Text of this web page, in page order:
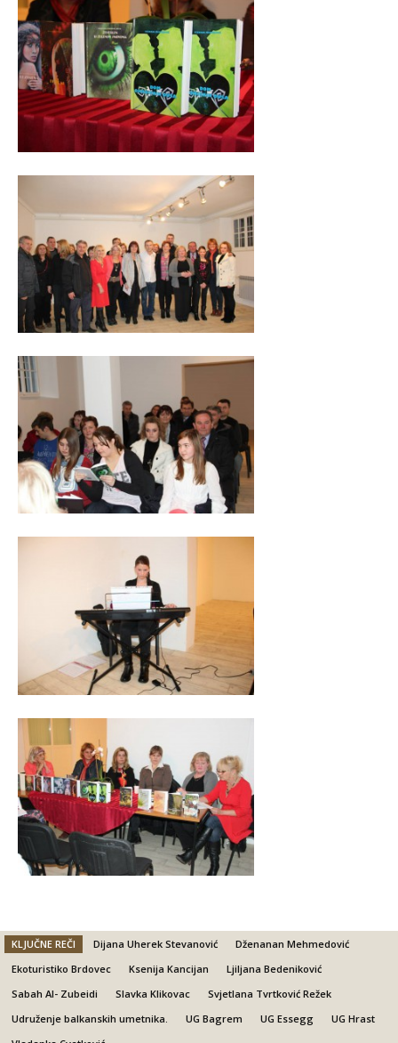
KLJUČNE REČI Dijana Uherek Stevanović
Dženanan Mehmedović
Ekoturistiko Brdovec
Ksenija Kancijan
Ljiljana Bedeniković
Sabah Al- Zubeidi
Slavka Klikovac
Svjetlana Tvrtković Režek
Udruženje balkanskih umetnika.
UG Bagrem UG Essegg
UG Hrast